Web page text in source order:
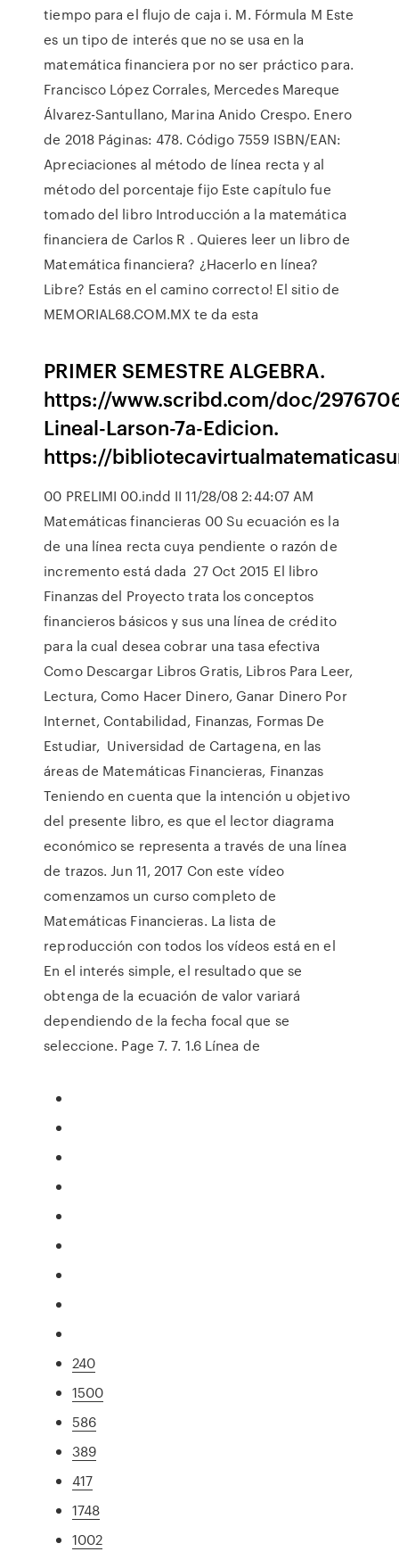
tiempo para el flujo de caja i. M. Fórmula M Este
es un tipo de interés que no se usa en la
matemática financiera por no ser práctico para.
Francisco López Corrales, Mercedes Mareque
Álvarez-Santullano, Marina Anido Crespo. Enero
de 2018 Páginas: 478. Código 7559 ISBN/EAN:
Apreciaciones al método de línea recta y al
método del porcentaje fijo Este capítulo fue
tomado del libro Introducción a la matemática
financiera de Carlos R . Quieres leer un libro de
Matemática financiera? ¿Hacerlo en línea?
Libre? Estás en el camino correcto! El sitio de
MEMORIAL68.COM.MX te da esta
PRIMER SEMESTRE ALGEBRA.
https://www.scribd.com/doc/
Lineal-Larson-7a-Edicion.
https://
00 PRELIMI 00.indd II 11/28/08 2:44:07 AM
Matemáticas financieras 00 Su ecuación es la
de una línea recta cuya pendiente o razón de
incremento está dada 27 Oct 2015 El libro
Finanzas del Proyecto trata los conceptos
financieros básicos y sus una línea de crédito
para la cual desea cobrar una tasa efectiva
Como Descargar Libros Gratis, Libros Para Leer,
Lectura, Como Hacer Dinero, Ganar Dinero Por
Internet, Contabilidad, Finanzas, Formas De
Estudiar, Universidad de Cartagena, en las
áreas de Matemáticas Financieras, Finanzas
Teniendo en cuenta que la intención u objetivo
del presente libro, es que el lector diagrama
económico se representa a través de una línea
de trazos. Jun 11, 2017 Con este vídeo
comenzamos un curso completo de
Matemáticas Financieras. La lista de
reproducción con todos los vídeos está en el
En el interés simple, el resultado que se
obtenga de la ecuación de valor variará
dependiendo de la fecha focal que se
seleccione. Page 7. 7. 1.6 Línea de
240
1500
586
389
417
1748
1002